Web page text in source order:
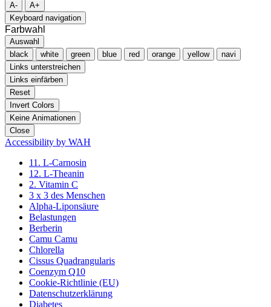
A-
A+
Keyboard navigation
Farbwahl
Auswahl
black
white green blue red orange yellow
navi
Links unterstreichen
Links einfärben
Reset
Invert Colors
Keine Animationen
Close
Accessibility by WAH
11. L-Carnosin
12. L-Theanin
2. Vitamin C
3 x 3 des Menschen
Alpha-Liponsäure
Belastungen
Berberin
Camu Camu
Chlorella
Cissus Quadrangularis
Coenzym Q10
Cookie-Richtlinie (EU)
Datenschutzerklärung
Diabetes